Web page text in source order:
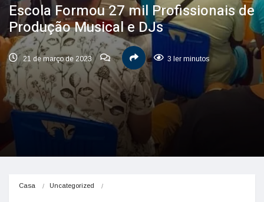
Escola Formou 27 mil Profissionais de
Produção Musical e DJs
21 de março de 2023 3 ler minutos
Casa Uncategorized